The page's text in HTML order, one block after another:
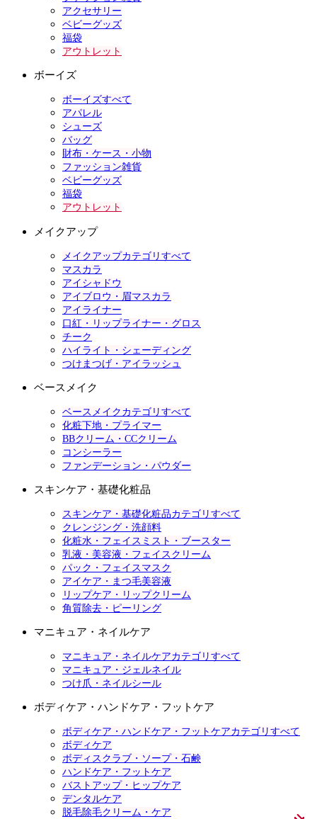
アクセサリー
ベビーグッズ
福袋
アウトレット
ボーイズ
ボーイズすべて
アパレル
シューズ
バッグ
財布・ケース・小物
ファッション雑貨
ベビーグッズ
福袋
アウトレット
メイクアップ
メイクアップカテゴリすべて
マスカラ
アイシャドウ
アイブロウ・眉マスカラ
アイライナー
口紅・リップライナー・グロス
チーク
ハイライト・シェーディング
つけまつげ・アイラッシュ
ベースメイク
ベースメイクカテゴリすべて
化粧下地・プライマー
BBクリーム・CCクリーム
コンシーラー
ファンデーション・パウダー
スキンケア・基礎化粧品
スキンケア・基礎化粧品カテゴリすべて
クレンジング・洗顔料
化粧水・フェイスミスト・ブースター
乳液・美容液・フェイスクリーム
パック・フェイスマスク
アイケア・まつ毛美容液
リップケア・リップクリーム
角質除去・ピーリング
マニキュア・ネイルケア
マニキュア・ネイルケアカテゴリすべて
マニキュア・ジェルネイル
つけ爪・ネイルシール
ボディケア・ハンドケア・フットケア
ボディケア・ハンドケア・フットケアカテゴリすべて
ボディケア
ボディスクラブ・ソープ・石鹸
ハンドケア・フットケア
バストアップ・ヒップケア
デンタルケア
脱毛除毛クリーム・ケア